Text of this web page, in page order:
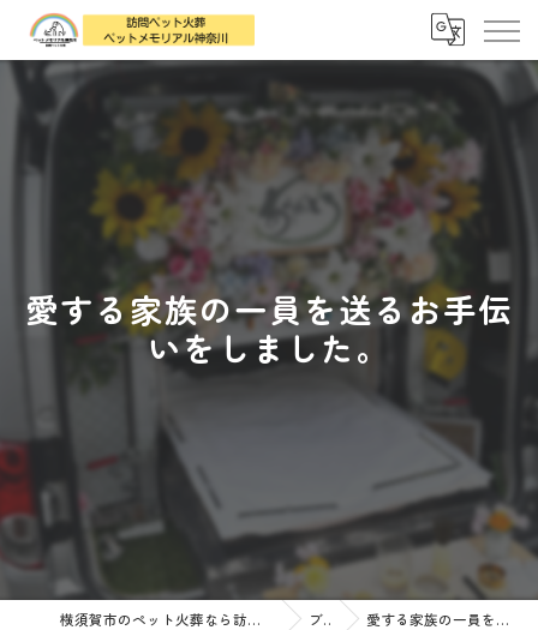
愛する家族の一員を送るお手伝
いをしました。
横須賀市のペット火葬なら訪問ペット火葬 ペットメモリアル神奈川 ブログ 愛する家族の一員を送るお手伝いをしました。